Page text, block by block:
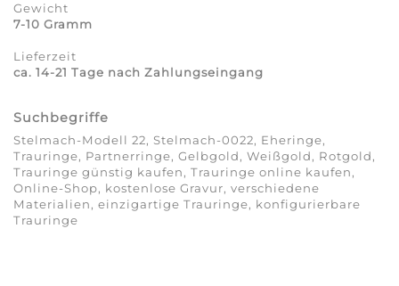
Gewicht
7-10 Gramm
Lieferzeit
ca. 14-21 Tage nach Zahlungseingang
Suchbegriffe
Stelmach-Modell 22, Stelmach-0022, Eheringe,
Trauringe, Partnerringe, Gelbgold, Weißgold, Rotgold,
Trauringe günstig kaufen, Trauringe online kaufen,
Online-Shop, kostenlose Gravur, verschiedene
Materialien, einzigartige Trauringe, konfigurierbare
Trauringe